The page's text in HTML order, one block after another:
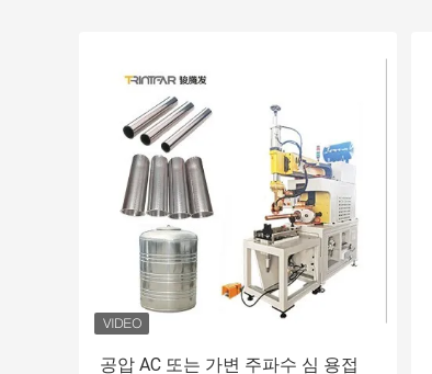
공압 AC 또는 가변 주파수 심 용접